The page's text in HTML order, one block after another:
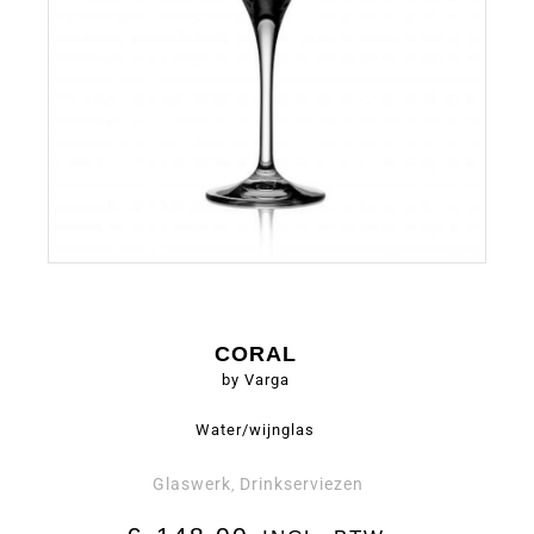
CORAL
by Varga
Water/wijnglas
Glaswerk, Drinkserviezen